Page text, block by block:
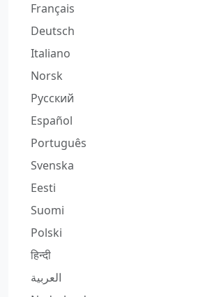
Français
Deutsch
Italiano
Norsk
Русский
Español
Português
Svenska
Eesti
Suomi
Polski
हिन्दी
العربية